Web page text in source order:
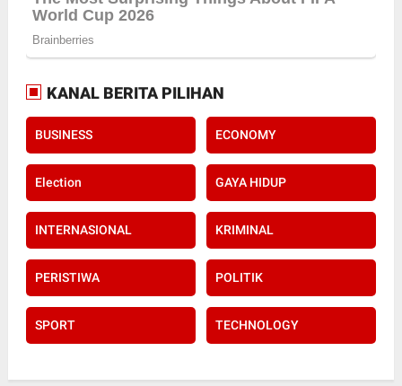
KANAL BERITA PILIHAN
BUSINESS ECONOMY
Election GAYA HIDUP
INTERNASIONAL KRIMINAL
PERISTIWA POLITIK
SPORT TECHNOLOGY